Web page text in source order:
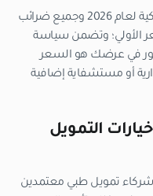
لا، يتم دمج ضريبة السياحة العلاجية التركية لعام 2026 وجميع ضرائب
الأولي؛ وتضمن سياسة
في عرضك هو السعر
أو مستشفاية إضافية
التمويل
تمويل طبي معتمدين